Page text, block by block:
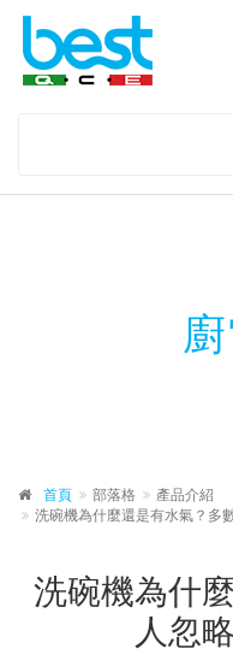
首頁 部落格
產品介紹
洗碗機為什麼還是有水氣？多
洗碗機為什
人忽